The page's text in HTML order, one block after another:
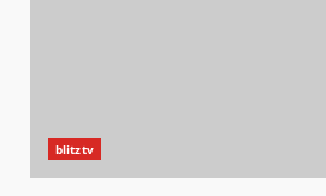
blitztv